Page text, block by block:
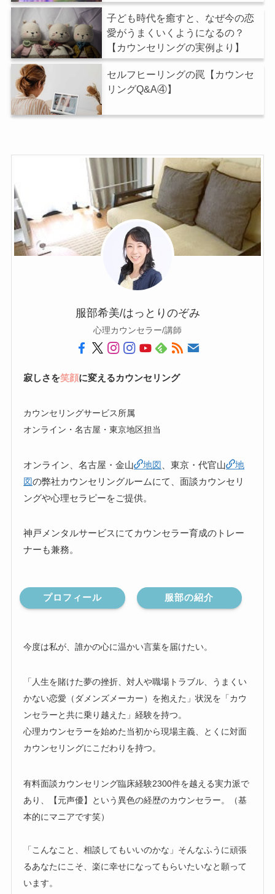
子ども時代を癒すと、なぜ今の恋
愛がうまくいくようになるの？
【カウンセリングの実例より】
セルフヒーリングの罠【カウンセ
リングQ&A④】
服部希美/はっとりのぞみ
心理カウンセラー/講師
寂しさを笑顔に変えるカウンセリング
カウンセリングサービス所属
オンライン・名古屋・東京地区担当
オンライン、名古屋・金山 地図 、東京・代官山
地
図の弊社カウンセリングルームにて、面談カウンセリ
ングや心理セラピーをご提供。
神戸メンタルサービスにてカウンセラー育成のトレー
ナーも兼務。
プロフィール 服部の紹介
今度は私が、誰かの心に温かい言葉を届けたい。
「人生を賭けた夢の挫折、対人や職場トラブル、うまくい
かない恋愛（ダメンズメーカー）を抱えた」状況を「カウ
ンセラーと共に乗り越えた」経験を持つ。
心理カウンセラーを始めた当初から現場主義、とくに対面
カウンセリングにこだわりを持つ。
有料面談カウンセリング臨床経験2300件を越える実力派で
あり、【元声優】という異色の経歴のカウンセラー。（基
本的にマニアです笑）
「こんなこと、相談してもいいのかな」そんなふうに頑張
るあなたにこそ、楽に幸せになってもらいたいなと願って
います。